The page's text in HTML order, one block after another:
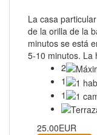
La casa
de la orilla de la
minutos se está
5-10 minutos.
2
1
1
25.00EUR